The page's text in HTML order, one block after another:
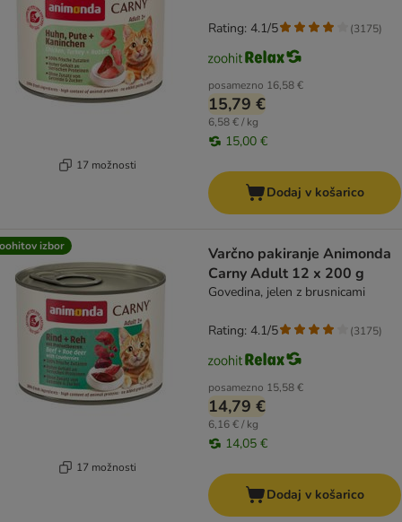
17 možnosti
posamezno 16,58 €
15,79 €
6,58 € / kg
15,00 €
Rating: 4.1/5 (3175)
Dodaj v košarico
izbor
17 možnosti
Varčno pakiranje Animonda
Carny Adult 12 x 200 g
Govedina, jelen z brusnicami
posamezno 15,58 €
14,79 €
6,16 € / kg
14,05 €
Rating: 4.1/5 (3175)
Dodaj v košarico